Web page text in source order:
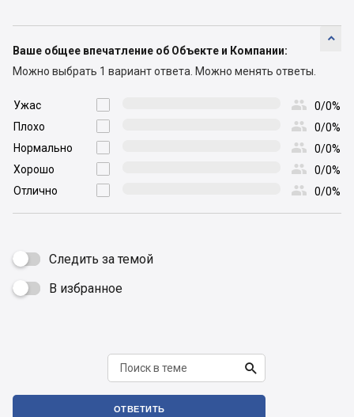

Ваше общее впечатление об Объекте и Компании:
Можно выбрать 1 вариант ответа. Можно менять ответы.

Ужас  0/0%

Плохо  0/0%

Нормально  0/0%

Хорошо  0/0%

Отлично  0/0%
Следить за темой
 В избранное

ОТВЕТИТЬ